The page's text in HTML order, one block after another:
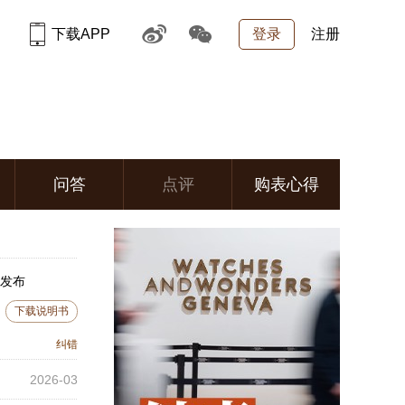
登录 注册
下载APP
问答 点评 购表心得
布
下载说明书
纠错
2026-03